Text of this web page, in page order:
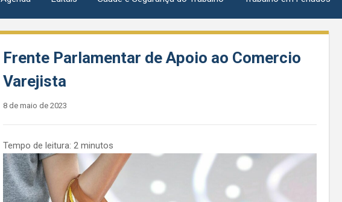
Frente Parlamentar de Apoio ao Comercio
Varejista
8 de maio de 2023
Tempo de leitura: 2 minutos